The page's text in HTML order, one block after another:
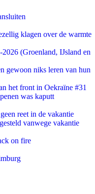
klagen over de warmte
(Groenland, IJsland en
gewoon niks leren van hun
het front in Oekraïne #31
was kaputt
reet in de vakantie
vanwege vakantie
on fire